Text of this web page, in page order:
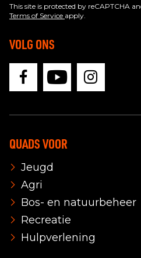
This site is protected by reCAPTCHA
Terms of Service apply.
VOLG ONS
QUADS VOOR
Jeugd
Agri
Bos- en natuurbeheer
Recreatie
Hulpverlening